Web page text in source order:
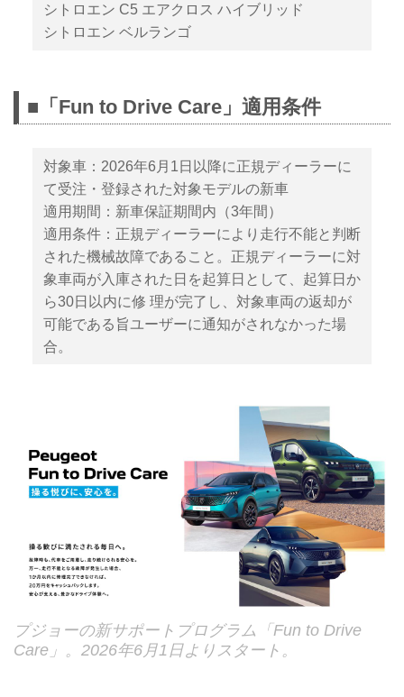
シトロエン C5 エアクロス ハイブリッド
シトロエン ベルランゴ
■「Fun to Drive Care」適用条件
対象車：2026年6月1日以降に正規ディーラーに
て受注・登録された対象モデルの新車
適用期間：新車保証期間内（3年間）
適用条件：正規ディーラーにより走行不能と判断
された機械故障であること。正規ディーラーに対
象車両が入庫された日を起算日として、起算日か
ら30日以内に修 理が完了し、対象車両の返却が
可能である旨ユーザーに通知がされなかった場
合。
プジョーの新サポートプログラム「Fun to Drive
Care」。2026年6月1日よりスタート。